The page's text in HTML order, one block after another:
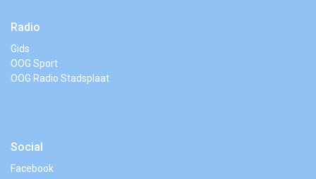
Radio
Gids
OOG Sport
OOG Radio Stadsplaat
Social
Facebook